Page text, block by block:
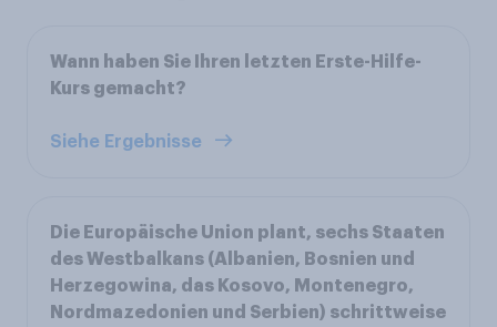
Wann haben Sie Ihren letzten Erste-Hilfe-
Kurs gemacht?
Siehe Ergebnisse
Die Europäische Union plant, sechs Staaten
des Westbalkans (Albanien, Bosnien und
Herzegowina, das Kosovo, Montenegro,
Nordmazedonien und Serbien) schrittweise